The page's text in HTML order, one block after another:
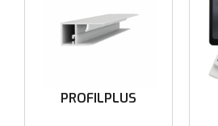
PROFILPLUS